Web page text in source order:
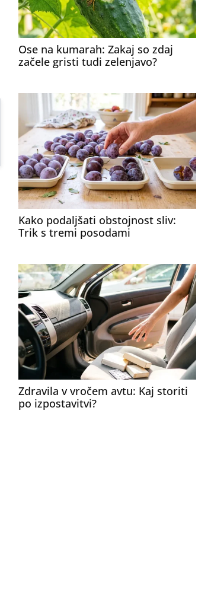
Ose na kumarah: Zakaj so zdaj
začele gristi tudi zelenjavo?
Kako podaljšati obstojnost sliv:
Trik s tremi posodami
Zdravila v vročem avtu: Kaj storiti
po izpostavitvi?